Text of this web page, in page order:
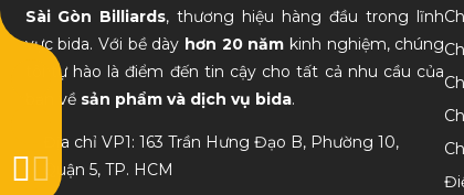
Sài Gòn Billiards, thương hiệu hàng đầu trong lĩnh
vực bida. Với bề dày hơn 20 năm kinh nghiệm, chúng
tôi tự hào là điểm đến tin cậy cho tất cả nhu cầu của
bạn về sản phẩm và dịch vụ bida.
Địa chỉ VP1: 163 Trần Hưng Đạo B, Phường 10,
Quận 5, TP. HCM